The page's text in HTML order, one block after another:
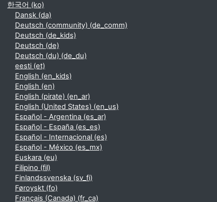
한국어 ‎(ko)‎
Dansk ‎(da)‎
Deutsch (community) ‎(de_comm)‎
Deutsch ‎(de_kids)‎
Deutsch ‎(de)‎
Deutsch (du) ‎(de_du)‎
eesti ‎(et)‎
English ‎(en_kids)‎
English ‎(en)‎
English (pirate) ‎(en_ar)‎
English (United States) ‎(en_us)‎
Español - Argentina ‎(es_ar)‎
Español - España ‎(es_es)‎
Español - Internacional ‎(es)‎
Español - México ‎(es_mx)‎
Euskara ‎(eu)‎
Filipino ‎(fil)‎
Finlandssvenska ‎(sv_fi)‎
Føroyskt ‎(fo)‎
Français (Canada) ‎(fr_ca)‎